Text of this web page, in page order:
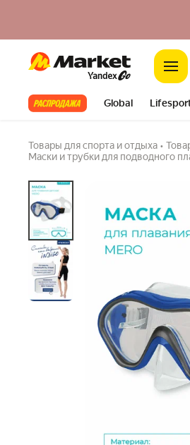
Market
Все хиты Global
Товары для спорта и отдыха •
Маски и трубки для подводного
Маска для плавания
синий
19 купили